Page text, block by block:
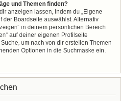
und Themen finden?
anzeigen lassen, indem du „Eigene
der Boardseite auswählst. Alternativ
in deinem persönlichen Bereich
auf deiner eigenen Profilseite
um nach von dir erstellen Themen
Optionen in die Suchmaske ein.